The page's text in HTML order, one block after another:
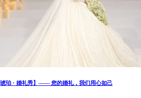
珀 · 婚礼秀】—— 您的婚礼，我们用心如己